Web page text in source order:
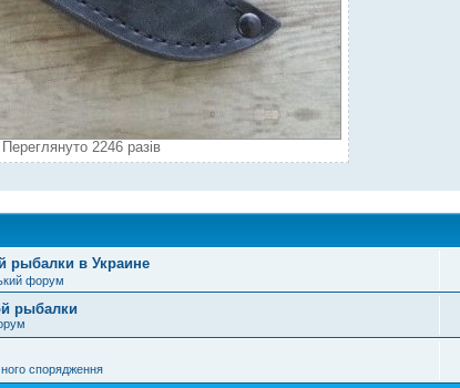
2246 разів
рыбалки в Украине
форум
рыбалки
спорядження